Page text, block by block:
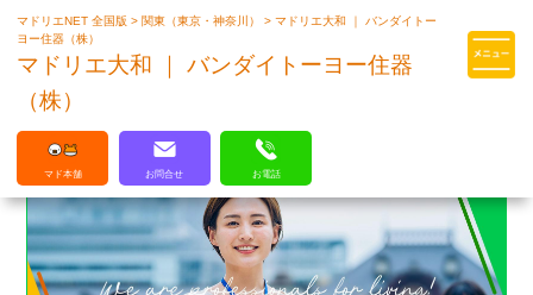
マドリエはLIXILの厳しい基準を
マドリエNET 全国版> 関東（東京・神奈川）>マドリエ大和 ｜ バンダイトー
ヨー住器（株）
マドリエ大和 ｜ バンダイトーヨー住器
（株）
マド本舗 お問合せ お電話